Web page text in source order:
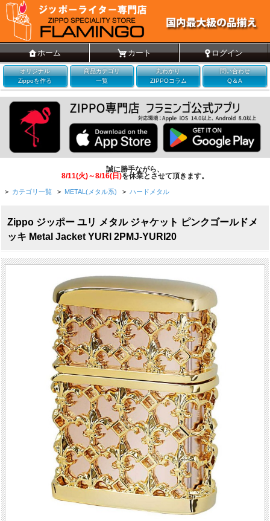
ホーム カート ログイン
オリジナル
Zippoを作る
商品カテゴリ
一覧
丸わかり
ZIPPOコラム
問い合わせ
Q＆A
誠に勝手ながら、
8/11(火)～8/16(日)を休業とさせて頂きます。
> カテゴリ一覧 > METAL(メタル系) > ハードメタル
Zippo ジッポー ユリ メタル ジャケット ピンクゴールドメ
ッキ Metal Jacket YURI 2PMJ-YURI20